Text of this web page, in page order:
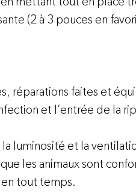
(2 à 3 pouces en
réparations faites et
et l’entrée de la
la luminosité et la
les animaux sont
tout temps.